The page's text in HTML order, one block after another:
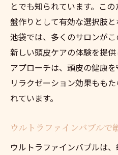
とでも知られています。こ
盤作りとして有効な選択肢
池袋では、多くのサロンが
新しい頭皮ケアの体験を提
アプローチは、頭皮の健康
リラクゼーション効果もも
れています。
ウルトラファインバブルで
ウルトラファインバブルは